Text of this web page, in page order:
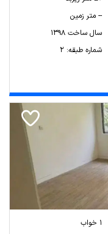
-- متر زمین
سال ساخت 1398
شماره طبقه: 2
1 خواب